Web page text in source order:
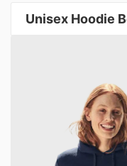
Unisex Hoodie